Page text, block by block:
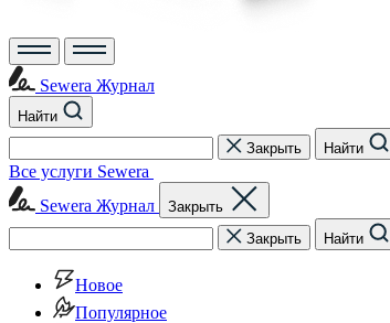
Sewera Журнал
Найти
Закрыть
Найти
Все услуги Sewera
Sewera Журнал
Закрыть
Закрыть
Найти
Новое
Популярное